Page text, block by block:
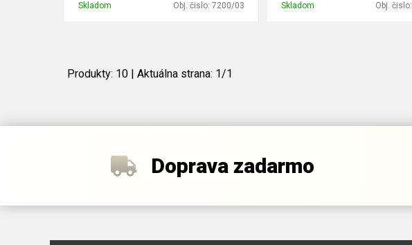
Skladom Obj. čislo: 7200/03 Skladom Obj. čislo:
Produkty: 10 | Aktuálna strana: 1/1
Doprava zadarmo